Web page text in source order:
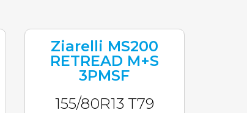
Ziarelli MS200
RETREAD M+S
3PMSF
155/80R13 T79